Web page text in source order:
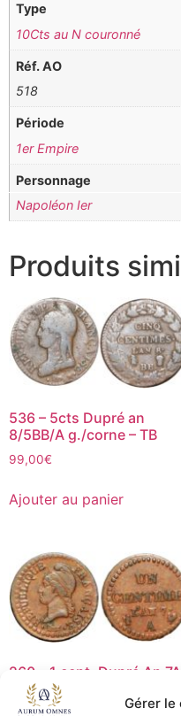
Gérer le
Type
10Cts au N couronné
Réf. AO
518
Période
1er Empire
Personnage
Napoléon Ier
Produits
536 – 5cts Dupré an
8/5BB/A g./corne – TB
99,00€
Ajouter au panier
260 – 1 cent. Dupré An 7A
53/50 – TTB